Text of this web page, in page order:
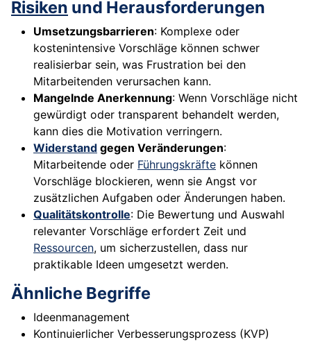
Risiken und Herausforderungen
Umsetzungsbarrieren: Komplexe oder
kostenintensive Vorschläge können schwer
realisierbar sein, was Frustration bei den
Mitarbeitenden verursachen kann.
Mangelnde Anerkennung: Wenn Vorschläge nicht
gewürdigt oder transparent behandelt werden,
kann dies die Motivation verringern.
Widerstand gegen Veränderungen:
Mitarbeitende oder Führungskräfte können
Vorschläge blockieren, wenn sie Angst vor
zusätzlichen Aufgaben oder Änderungen haben.
Qualitätskontrolle: Die Bewertung und Auswahl
relevanter Vorschläge erfordert Zeit und
Ressourcen, um sicherzustellen, dass nur
praktikable Ideen umgesetzt werden.
Ähnliche Begriffe
Ideenmanagement
Kontinuierlicher Verbesserungsprozess (KVP)